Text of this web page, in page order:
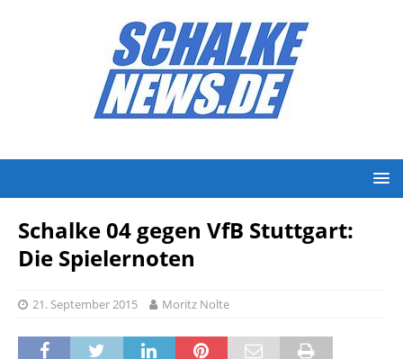
Schalke 04 gegen VfB Stuttgart:
Die Spielernoten
21. September 2015 Moritz Nolte